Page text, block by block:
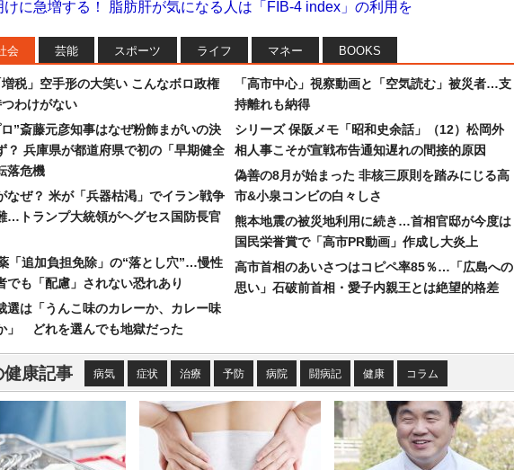
けに急増する！ 脂肪肝が気になる人は「FIB-4 index」の利用を
会 芸能 スポーツ ライフ マネー BOOKS
税」空手形の大笑い こんなボロ政権
わけがない
”斎藤元彦知事はなぜ粉飾まがいの決
？ 兵庫県が都道府県で初の「早期健全
落危機
なぜ？ 米が「兵器枯渇」でイラン戦争
…トランプ大統領がヘグセス国防長官
「追加負担免除」の“落とし穴”…慢性
でも「配慮」されない恐れあり
選は「うんこ味のカレーか、カレー味
」 どれを選んでも地獄だった
「高市中心」視察動画と「空気読む」被災者…支
持離れも納得
シリーズ 保阪メモ「昭和史余話」（12）松岡外
相人事こそが宣戦布告通知遅れの間接的原因
偽善の8月が始まった 非核三原則を踏みにじる高
市&小泉コンビの白々しさ
熊本地震の被災地利用に続き…首相官邸が今度は
国民栄誉賞で「高市PR動画」作成し大炎上
高市首相のあいさつはコピペ率85％…「広島への
思い」石破前首相・愛子内親王とは絶望的格差
健康記事 病気 症状 治療 予防 病院 闘病記 健康 コラム